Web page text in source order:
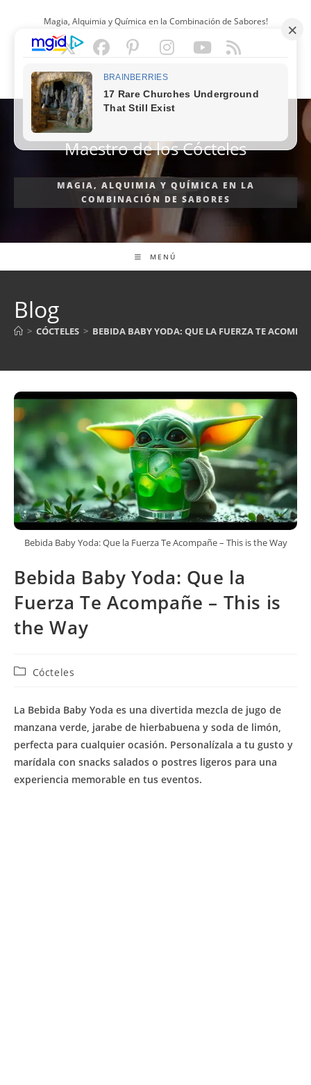
contenido
Magia, Alquimia y Química en la Combinación de Sabores!
ESPAÑOL
Maestro de los Cócteles
MAGIA, ALQUIMIA Y QUÍMICA EN LA
COMBINACIÓN DE SABORES
MENÚ
Blog
> CÓCTELES > BEBIDA BABY YODA: QUE LA FUERZA TE
Bebida Baby Yoda: Que la Fuerza Te Acompañe – This is the Way
Bebida Baby Yoda: Que la
Fuerza Te Acompañe – This is
the Way
Categoría
entrada:
Cócteles
La Bebida Baby Yoda es una divertida mezcla de jugo de
manzana verde, jarabe de hierbabuena y soda de limón,
perfecta para cualquier ocasión. Personalízala a tu gusto y
marídala con snacks salados o postres ligeros para una
experiencia memorable en tus eventos.